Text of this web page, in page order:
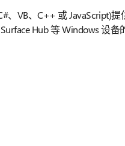
、VB、C++ 或 JavaScript)提
Hub 等 Windows 设备